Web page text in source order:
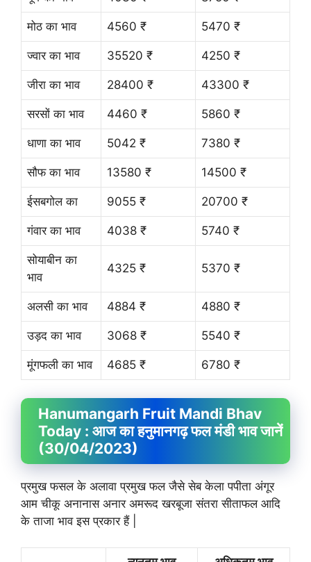
मोठ का भाव 4560 ₹ 5470 ₹
ज्वार का भाव 35520 ₹ 4250 ₹
जीरा का भाव 28400 ₹ 43300 ₹
सरसों का भाव 4460 ₹ 5860 ₹
धाणा का भाव 5042 ₹ 7380 ₹
सौफ का भाव 13580 ₹ 14500 ₹
ईसबगोल का 9055 ₹ 20700 ₹
गंवार का भाव 4038 ₹ 5740 ₹
सोयाबीन का
भाव
4325 ₹ 5370 ₹
अलसी का भाव 4884 ₹ 4880 ₹
उड़द का भाव 3068 ₹ 5540 ₹
मूंगफली का भाव 4685 ₹ 6780 ₹
Hanumangarh Fruit Mandi Bhav
Today : आज का हनुमानगढ़ फल मंडी भाव जानें
(30/04/2023)
प्रमुख फसल के अलावा प्रमुख फल जैसे सेब केला पपीता अंगूर
आम चीकू अनानास अनार अमरूद खरबूजा संतरा सीताफल आदि
के ताजा भाव इस प्रकार हैं |